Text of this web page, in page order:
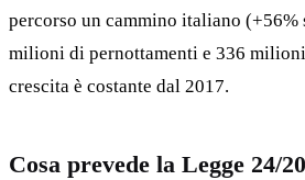
percorso un cammino italiano (+56%
milioni di pernottamenti e 336
crescita è costante dal 2017.
Cosa prevede la Legge 24/